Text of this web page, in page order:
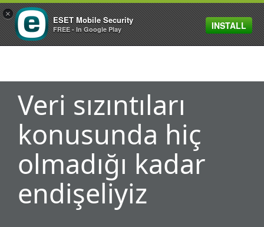
MENU
Veri sızıntıları
konusunda hiç
olmadığı kadar
endişeliyiz
×
ESET Mobile Security
FREE - In Google Play INSTALL